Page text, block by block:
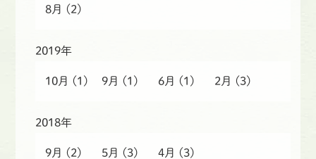
8月 (2)
2019年
10月 (1) 9月 (1) 6月 (1) 2月 (3)
2018年
9月 (2) 5月 (3) 4月 (3)